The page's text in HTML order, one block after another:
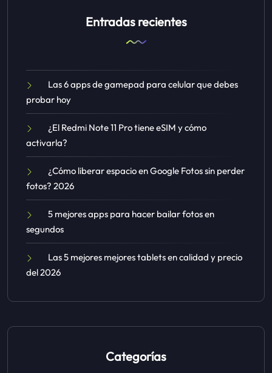
Entradas recientes
Las 6 apps de gamepad para celular que debes
probar hoy
¿El Redmi Note 11 Pro tiene eSIM y cómo
activarla?
¿Cómo liberar espacio en Google Fotos sin perder
fotos? 2026
5 mejores apps para hacer bailar fotos en
segundos
Las 5 mejores mejores tablets en calidad y precio
del 2026
Categorías